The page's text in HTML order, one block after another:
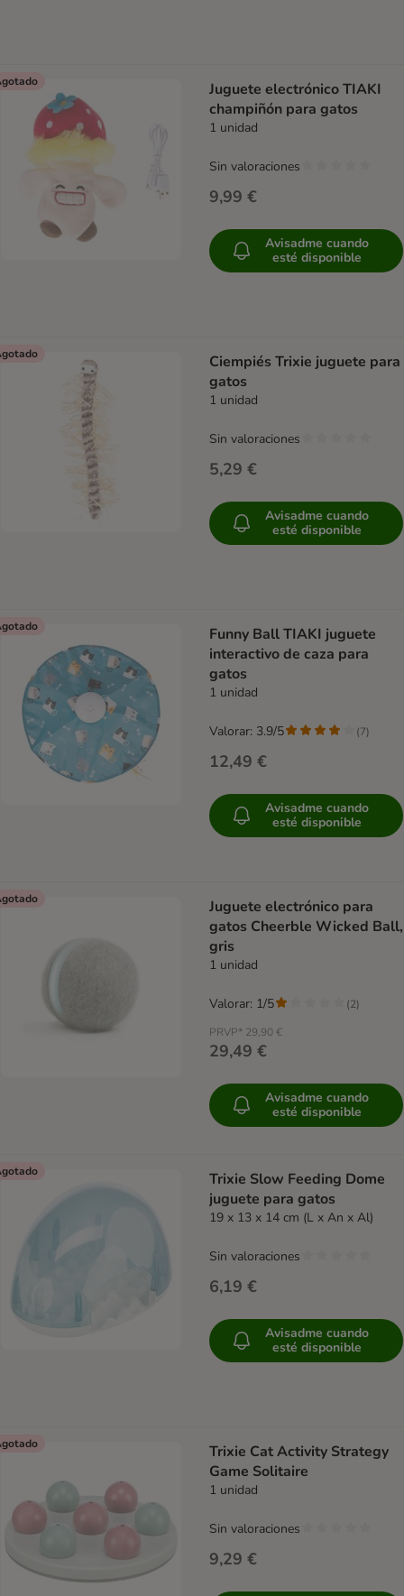
Juguete electrónico TIAKI
champiñón para gatos
1 unidad
9,99 €
Sin valoraciones
Avisadme cuando
esté disponible
Ciempiés Trixie juguete para
gatos
1 unidad
5,29 €
Sin valoraciones
Avisadme cuando
esté disponible
Funny Ball TIAKI juguete
interactivo de caza para
gatos
1 unidad
12,49 €
Valorar: 3.9/5 (7)
Avisadme cuando
esté disponible
Juguete electrónico para
gatos Cheerble Wicked Ball,
gris
1 unidad
PRVP* 29,90 €
29,49 €
Valorar: 1/5 (2)
Avisadme cuando
esté disponible
Trixie Slow Feeding Dome
juguete para gatos
19 x 13 x 14 cm (L x An x Al)
6,19 €
Sin valoraciones
Avisadme cuando
esté disponible
Trixie Cat Activity Strategy
Game Solitaire
1 unidad
9,29 €
Sin valoraciones